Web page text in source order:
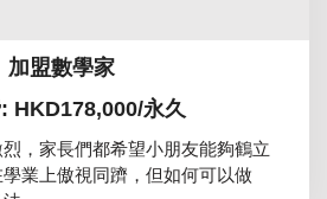
加盟數學家
HKD178,000/永久
，家長們都希望小朋友能夠鶴立
業上傲視同躋，但如何可以做